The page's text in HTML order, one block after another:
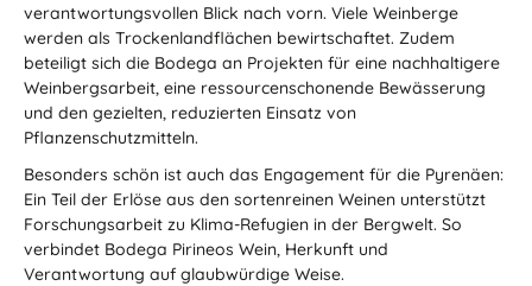
verantwortungsvollen Blick nach vorn. Viele Weinberge
werden als Trockenlandflächen bewirtschaftet. Zudem
beteiligt sich die Bodega an Projekten für eine nachhaltigere
Weinbergsarbeit, eine ressourcenschonende Bewässerung
und den gezielten, reduzierten Einsatz von
Pflanzenschutzmitteln.
Besonders schön ist auch das Engagement für die Pyrenäen:
Ein Teil der Erlöse aus den sortenreinen Weinen unterstützt
Forschungsarbeit zu Klima-Refugien in der Bergwelt. So
verbindet Bodega Pirineos Wein, Herkunft und
Verantwortung auf glaubwürdige Weise.